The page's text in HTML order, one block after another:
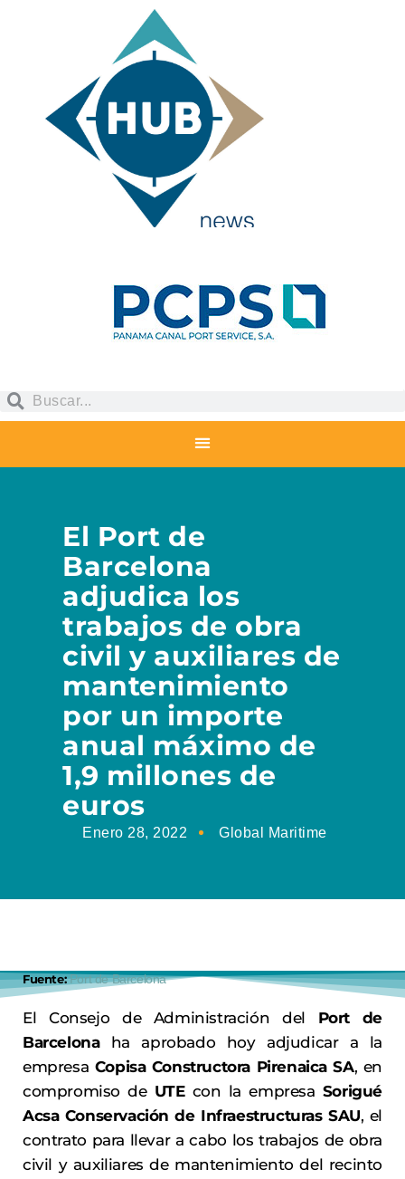
El Port de
Barcelona
adjudica los
trabajos de obra
civil y auxiliares de
mantenimiento
por un importe
anual máximo de
1,9 millones de
euros
Enero 28, 2022 Global Maritime
Fuente:Port de Barcelona
El Consejo de Administración del Port de
Barcelonaha aprobado hoy adjudicar a la
empresa Copisa Constructora Pirenaica SA, en
compromiso de UTE con la empresa Sorigué
Acsa Conservación de Infraestructuras SAU, el
contrato para llevar a cabo los trabajos de obra
civil y auxiliares de mantenimiento del recinto